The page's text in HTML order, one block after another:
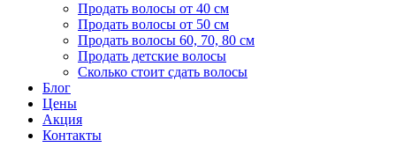
Продать волосы от 40 см
Продать волосы от 50 см
Продать волосы 60, 70, 80 см
Продать детские волосы
Сколько стоит сдать волосы
Блог
Цены
Акция
Контакты